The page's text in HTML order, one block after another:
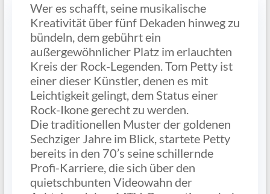
Wer es schafft, seine musikalische
Kreativität über fünf Dekaden hinweg zu
bündeln, dem gebührt ein
außergewöhnlicher Platz im erlauchten
Kreis der Rock-Legenden. Tom Petty ist
einer dieser Künstler, denen es mit
Leichtigkeit gelingt, dem Status einer
Rock-Ikone gerecht zu werden.
Die traditionellen Muster der goldenen
Sechziger Jahre im Blick, startete Petty
bereits in den 70’s seine schillernde
Profi-Karriere, die sich über den
quietschbunten Videowahn der